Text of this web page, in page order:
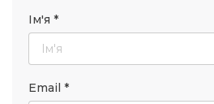
Ім'я *
Email *